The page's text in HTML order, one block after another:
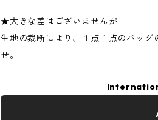
★大きな差はございませんが
生地の裁断により、１点１点のバッ
せ。